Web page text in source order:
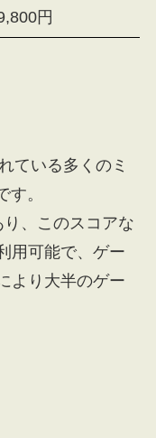
円
ている多くのミ
す。
、このスコアな
用可能で、ゲー
より大半のゲー